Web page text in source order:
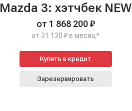
Mazda 3: хэтчбек NEW
от 1 868 200 ₽
от 31 130 ₽ в месяц*
Купить в кредит
Зарезервировать